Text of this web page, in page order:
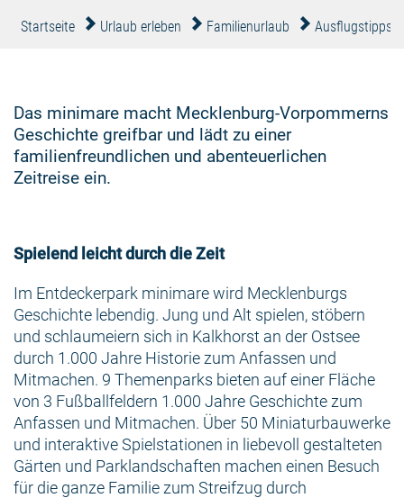
Startseite Urlaub erleben Familienurlaub Ausflugstipps
Das minimare macht Mecklenburg-Vorpommerns
Geschichte greifbar und lädt zu einer
familienfreundlichen und abenteuerlichen
Zeitreise ein.
Spielend leicht durch die Zeit
Im Entdeckerpark minimare wird Mecklenburgs
Geschichte lebendig. Jung und Alt spielen, stöbern
und schlaumeiern sich in Kalkhorst an der Ostsee
durch 1.000 Jahre Historie zum Anfassen und
Mitmachen. 9 Themenparks bieten auf einer Fläche
von 3 Fußballfeldern 1.000 Jahre Geschichte zum
Anfassen und Mitmachen. Über 50 Miniaturbauwerke
und interaktive Spielstationen in liebevoll gestalteten
Gärten und Parklandschaften machen einen Besuch
für die ganze Familie zum Streifzug durch